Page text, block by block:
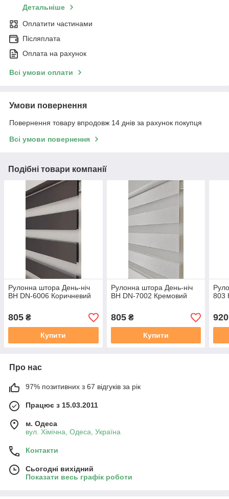
Детальніше
Оплатити частинами
Післяплата
Оплата на рахунок
Всі умови оплати
Умови повернення
Повернення товару впродовж 14 днів за рахунок покупця
Всі умови повернення
Подібні товари компанії
Рулонна штора День-ніч
ВН DN-6006 Коричневий
805 ₴
Купити
Рулонна штора День-ніч
ВН DN-7002 Кремовий
805₴
Купити
803
920
Про нас
97% позитивних з 67 відгуків за рік
Працює з 15.03.2011
м. Одеса
вул. Хiмiчна, Одеса, Україна
Контакти
Сьогодні вихідний
Показати весь графік роботи